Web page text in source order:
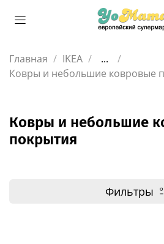
Главная IKEA
...
Ковры и небольшие ковровые
Ковры и небольшие
покрытия
Фильтры